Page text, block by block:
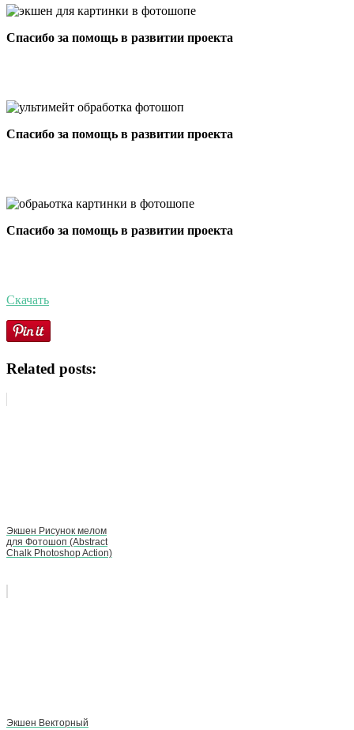
Спасибо за помощь в развитии проекта
Спасибо за помощь в развитии проекта
Спасибо за помощь в развитии проекта
Скачать
Related posts:
Экшен Рисунок мелом
для Фотошоп (Abstract
Chalk Photoshop Action)
Экшен Векторный